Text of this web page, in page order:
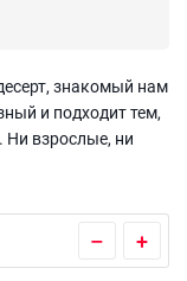
знакомый нам
и подходит тем,
Ни взрослые, ни
– +